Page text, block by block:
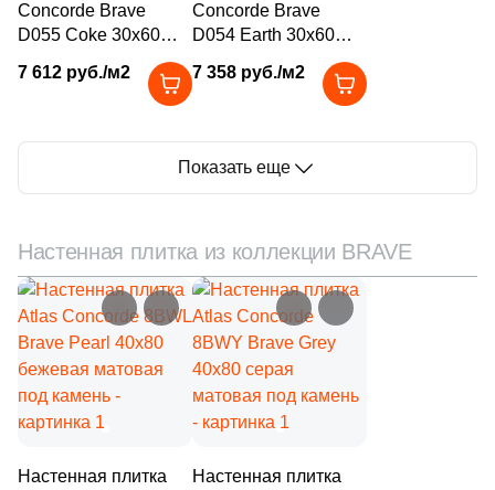
8.6x24.5 (1)
8x60 (5)
8x33 (4)
9.5x80 ( 30
9x60 (9)
9x24.5 (2)
9х40 (3)
9x33 (12)
Concorde Brave
D055 Coke 30x60
антислип под камень
7 612 руб./м2
Concorde Brave
D054 Earth 30x60
антислип под камень
7 358 руб./м2
Показать еще
Настенная плитка из коллекции BRAVE
Настенная плитка
Настенная плитка